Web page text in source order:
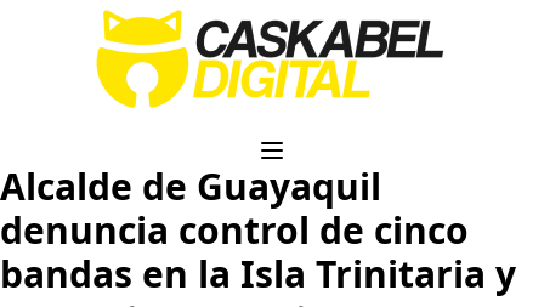
Alcalde de Guayaquil
denuncia control de cinco
bandas en la Isla Trinitaria y